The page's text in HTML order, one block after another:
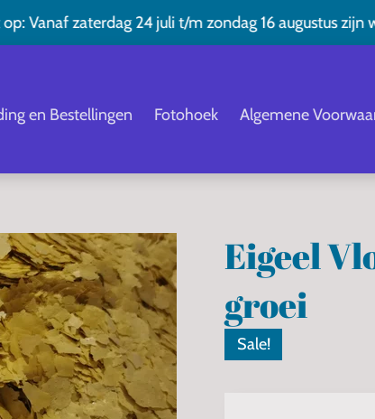
op: Vanaf zaterdag 24 juli t/m zondag 16 augustus zijn
en Bestellingen Fotohoek Algemene
Eigeel
groei
Sale!